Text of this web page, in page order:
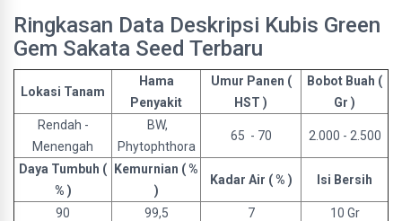
Ringkasan Data Deskripsi Kubis Green
Gem Sakata Seed Terbaru
Lokasi Tanam
Hama
Penyakit
Umur Panen (
HST )
Bobot Buah (
Gr )
Rendah -
Menengah
BW,
Phytophthora
65 - 70 2.000 - 2.500
Daya Tumbuh (
% )
Kemurnian ( %
)
Kadar Air ( % ) Isi Bersih
90 99,5 7
10 Gr